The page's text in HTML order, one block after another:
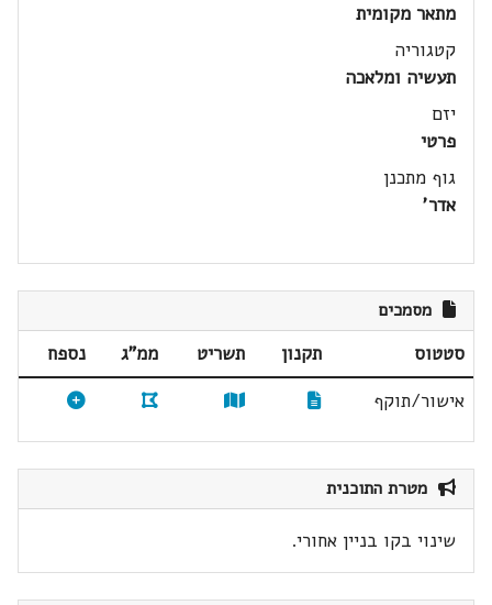
מתאר מקומית
קטגוריה
תעשיה ומלאכה
יזם
פרטי
גוף מתכנן
אדר'
מסמכים
סטטוס תקנון תשריט ממ"ג
נספח
אישור/תוקף
מטרת התוכנית
שינוי בקו בניין אחורי.